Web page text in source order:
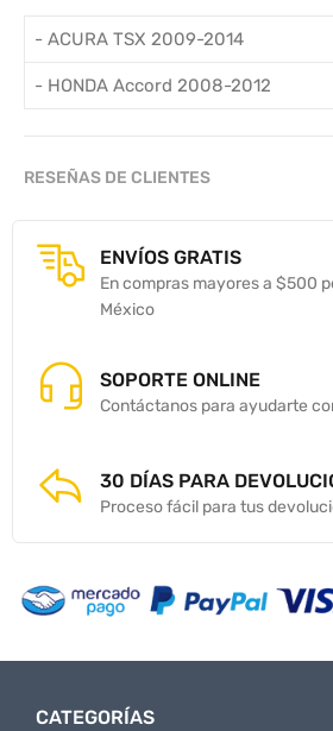
- ACURA TSX 2009-2014
- HONDA Accord 2008-2012
RESEÑAS DE CLIENTES
ENVÍOS GRATIS
En compras mayores a $500
México
SOPORTE ONLINE
Contáctanos para ayudarte
30 DÍAS PARA
Proceso fácil para tus
CATEGORÍAS